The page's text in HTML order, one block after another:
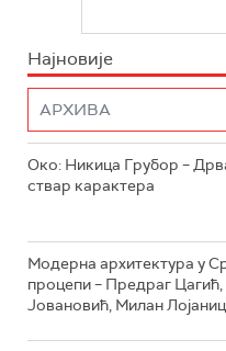
Најновије
Око: Никица Грубор –
ствар карактера
Модерна архитектура у
процепи – Предраг
Јовановић, Милан